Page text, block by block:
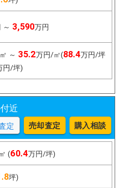
～ 3,590万円
～ 35.2万円/㎡(88.4万円/坪
円/坪)
近
定 売却査定 購入相談
(60.4万円/坪)
坪)